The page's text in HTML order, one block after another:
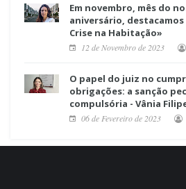
Em novembro, mês do
aniversário,
Crise na Habitação»
12 de Novembro de 2023
O papel do juiz no
obrigações: a sanção
compulsória - Vânia
06 de Fevereiro de 2023